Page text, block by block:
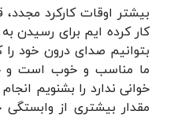
بیشتر اوقات کارکرد
کار کرده ایم برای رسیدن
بتوانیم صدای درون خود
ما مناسب و خوب است و
خوانی ندارد را بشنویم
مقدار بیشتری از